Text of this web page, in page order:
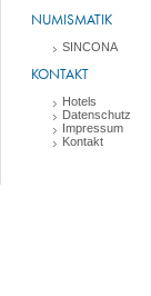
NUMISMATIK
SINCONA
KONTAKT
Hotels
Datenschutz
Impressum
Kontakt